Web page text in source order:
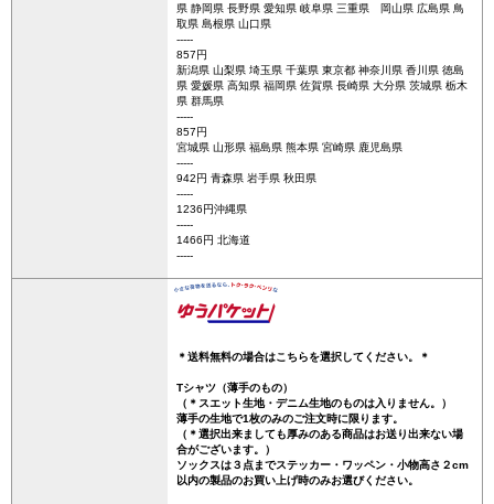
県 静岡県 長野県 愛知県 岐阜県 三重県 岡山県 広島県 鳥
取県 島根県 山口県
-----
857円
新潟県 山梨県 埼玉県 千葉県 東京都 神奈川県 香川県 徳島
県 愛媛県 高知県 福岡県 佐賀県 長崎県 大分県 茨城県 栃木
県 群馬県
-----
857円
宮城県 山形県 福島県 熊本県 宮崎県 鹿児島県
-----
942円 青森県 岩手県 秋田県
-----
1236円沖縄県
-----
1466円 北海道
-----
＊送料無料の場合はこちらを選択してください。＊
Tシャツ（薄手のもの）
（＊スエット生地・デニム生地のものは入りません。）
薄手の生地で1枚のみのご注文時に限ります。
（＊選択出来ましても厚みのある商品はお送り出来ない場
合がございます。）
ソックスは３点までステッカー・ワッペン・小物高さ２cm
以内の製品のお買い上げ時のみお選びください。